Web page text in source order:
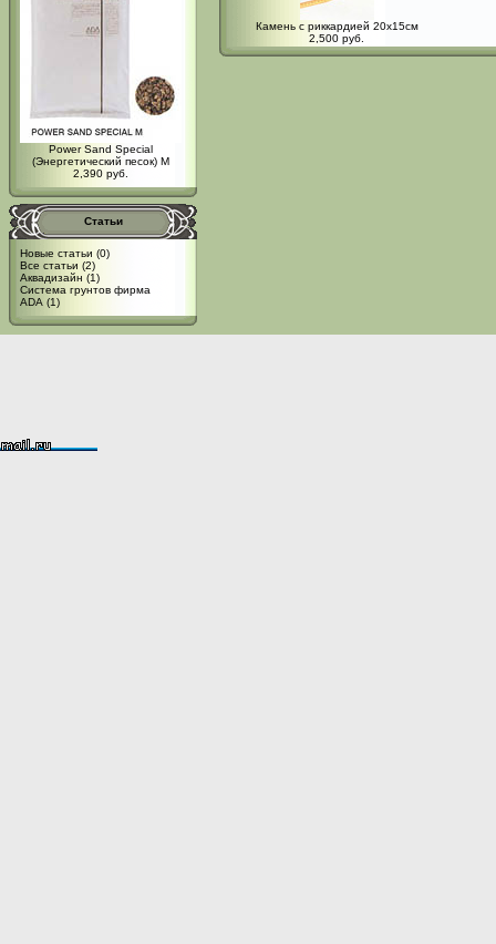
Power Sand Special
(Энергетический песок) M
2,390 руб.
Статьи
Новые статьи (0)
Все статьи (2)
Аквадизайн (1)
Система грунтов фирма
ADA (1)
Камень с риккардией 20x15см
2,500 руб.